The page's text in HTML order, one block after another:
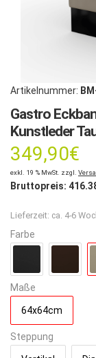
Artikelnummer:
Gastro
Kunstleder
349,90€
exkl. 19 % MwSt. zzgl.
Bruttopreis:
Lieferzeit: ca. 4-6
Farbe
Maße
64x64cm
Steppung